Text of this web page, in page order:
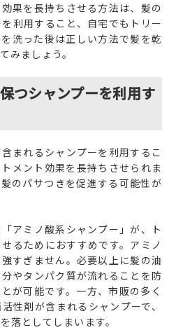
果を長持ちさせる方法は、髪の
利用すること、自宅でもトリー
洗った後は正しい方法で髪を乾
みましょう。
つシャンプーを利用す
まれるシャンプーを利用するこ
メント効果を長持ちさせられま
のパサつきを促進する可能性が
アミノ酸系シャンプー」が、ト
るためにおすすめです。アミノ
すぎません。必要以上に髪の油
やタンパク質が流れることを防
が可能です。一方、市販の多く
性剤が含まれるシャンプーで、
落としてしまいます。